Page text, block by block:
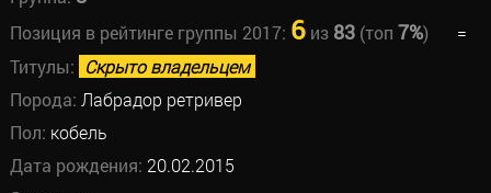
Позиция в рейтинге группы 2017: 6из 83(топ 7%)
=
Титулы: Скрыто владельцем
Порода: Лабрадор ретривер
Пол: кобель
Дата рождения: 20.02.2015